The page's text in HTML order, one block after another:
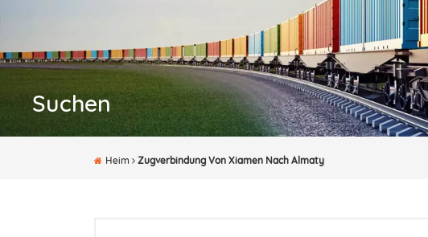
Suchen
Heim Zugverbindung Von Xiamen Nach Almaty